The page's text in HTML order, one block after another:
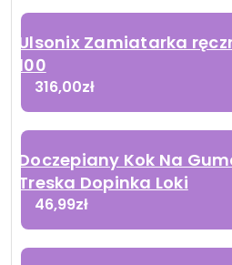
Ulsonix Zamiatarka
100
316,00zł
Doczepiany Kok Na
Treska Dopinka Loki
46,99zł